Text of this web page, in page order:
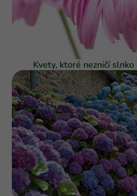
Kvety, ktoré nezničí slnko